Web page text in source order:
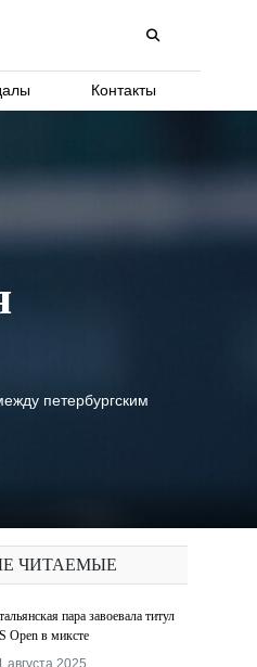
Контакты
петербургским
ЧИТАЕМЫЕ
пара завоевала титул
Open в миксте
августа 2025